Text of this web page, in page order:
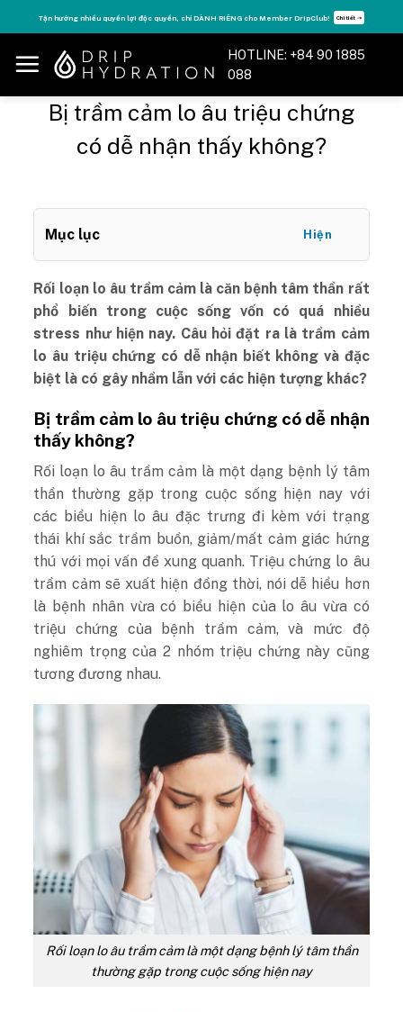
to
content
Tận hưởng nhiều quyền lợi độc quyền, chỉ DÀNH RIÊNG cho Member DripClub! Chi tiết ➝
HOTLINE: +84 90 1885
088
Bị trầm cảm lo âu triệu chứng
có dễ nhận thấy không?
Mục lục Hiện
Rối loạn lo âu trầm cảm là căn bệnh tâm thần rất
phổ biến trong cuộc sống vốn có quá nhiều
stress như hiện nay. Câu hỏi đặt ra là trầm cảm
lo âu triệu chứng có dễ nhận biết không và đặc
biệt là có gây nhầm lẫn với các hiện tượng khác?
Bị trầm cảm lo âu triệu chứng có dễ nhận
thấy không?
Rối loạn lo âu trầm cảm là một dạng bệnh lý tâm
thần thường gặp trong cuộc sống hiện nay với
các biểu hiện lo âu đặc trưng đi kèm với trạng
thái khí sắc trầm buồn, giảm/mất cảm giác hứng
thú với mọi vấn đề xung quanh. Triệu chứng lo âu
trầm cảm sẽ xuất hiện đồng thời, nói dễ hiểu hơn
là bệnh nhân vừa có biểu hiện của lo âu vừa có
triệu chứng của bệnh trầm cảm, và mức độ
nghiêm trọng của 2 nhóm triệu chứng này cũng
tương đương nhau.
Rối loạn lo âu trầm cảm là một dạng bệnh lý tâm thần
thường gặp trong cuộc sống hiện nay